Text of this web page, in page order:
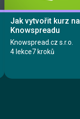
Jak vytvořit kurz na
Knowspreadu
Knowspread.cz s.r.o.
4 lekce7 kroků